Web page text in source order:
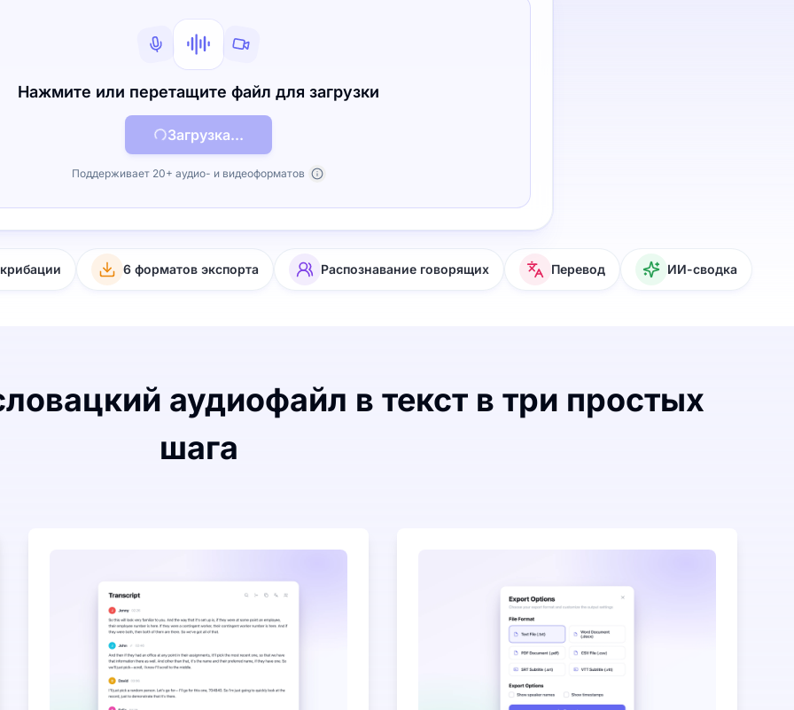
Нажмите или перетащите файл для загрузки
Загрузка...
Поддерживает 20+ аудио- и видеоформатов
6 форматов экспорта Распознавание говорящих Перевод ИИ-сводка
аудиофайл в текст в три простых
шага